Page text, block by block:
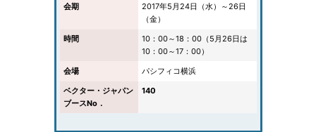
会期
2017年5月24日（水）～26日
（金）
時間
10：00～18：00（5月26日は
10：00～17：00）
会場
パシフィコ横浜
ベクター・ジャパン
ブースNo．
140